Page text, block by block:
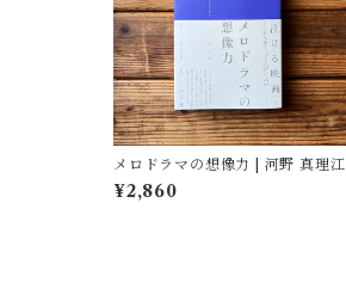
メロドラマの想像力 | 河野 真理江
¥2,860